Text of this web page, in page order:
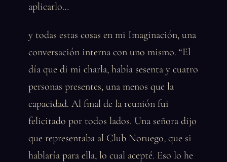
aplicarlo…
y todas estas cosas en mi Imaginación, una
conversación interna con uno mismo. “El
día que di mi charla, había sesenta y cuatro
personas presentes, una menos que la
capacidad. Al final de la reunión fui
felicitado por todos lados. Una señora dijo
que representaba al Club Noruego, que si
hablaría para ella, lo cual acepté. Eso lo he